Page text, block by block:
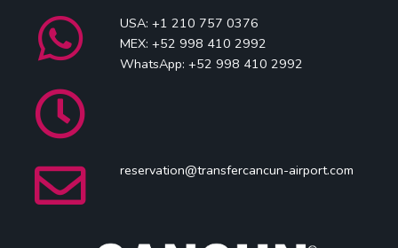
USA: +1 210 757 0376
MEX: +52 998 410 2992
WhatsApp: +52 998 410 2992
reservation@transfercancun-airport.com